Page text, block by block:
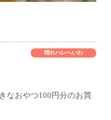
晴れハレへいわ
なおやつ100円分のお買